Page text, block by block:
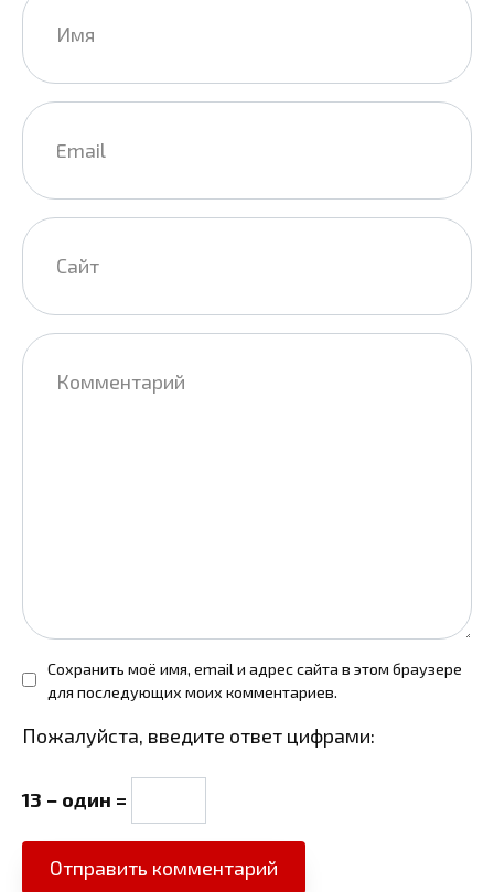
Email
Сайт
Комментарий
Сохранить моё имя, email и адрес сайта в этом браузере
для последующих моих комментариев.
Пожалуйста, введите ответ цифрами:
13 − один =